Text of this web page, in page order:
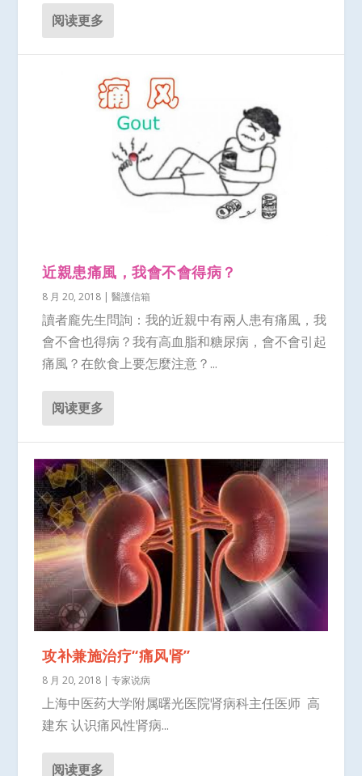
阅读更多
近親患痛風，我會不會得病？
8 月 20, 2018 |醫護信箱
讀者龐先生問詢：我的近親中有兩人患有痛風，我
會不會也得病？我有高血脂和糖尿病，會不會引起
痛風？在飲食上要怎麼注意？...
阅读更多
攻补兼施治疗“痛风肾”
8 月 20, 2018 |专家说病
上海中医药大学附属曙光医院肾病科主任医师 高
建东 认识痛风性肾病...
阅读更多